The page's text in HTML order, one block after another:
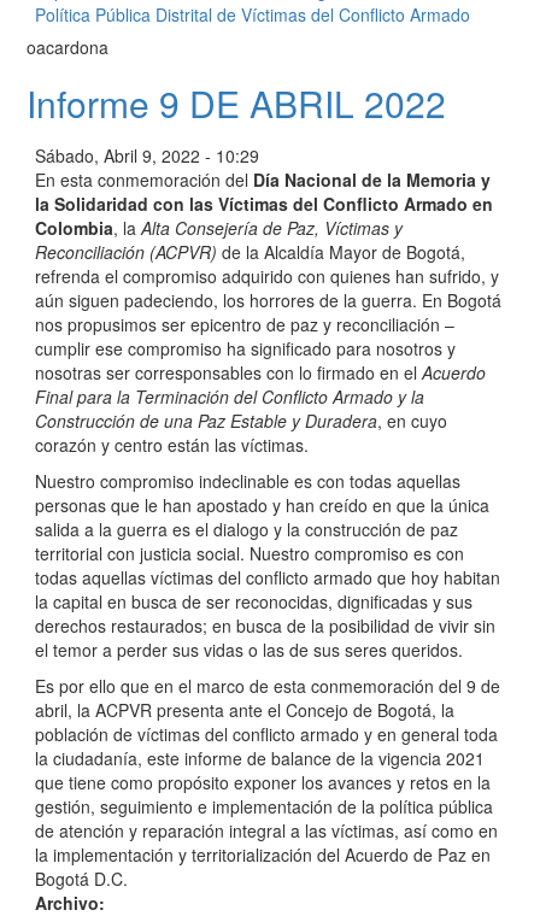
Política Pública Distrital de Víctimas del Conflicto Armado
oacardona
Informe 9 DE ABRIL 2022
Sábado, Abril 9, 2022 - 10:29
En esta conmemoración del Día Nacional de la Memoria y
la Solidaridad con las Víctimas del Conflicto Armado en
Colombia, la Alta Consejería de Paz, Víctimas y
Reconciliación (ACPVR) de la Alcaldía Mayor de Bogotá,
refrenda el compromiso adquirido con quienes han sufrido, y
aún siguen padeciendo, los horrores de la guerra. En Bogotá
nos propusimos ser epicentro de paz y reconciliación –
cumplir ese compromiso ha significado para nosotros y
nosotras ser corresponsables con lo firmado en el Acuerdo
Final para la Terminación del Conflicto Armado y la
Construcción de una Paz Estable y Duradera, en cuyo
corazón y centro están las víctimas.
Nuestro compromiso indeclinable es con todas aquellas
personas que le han apostado y han creído en que la única
salida a la guerra es el dialogo y la construcción de paz
territorial con justicia social. Nuestro compromiso es con
todas aquellas víctimas del conflicto armado que hoy habitan
la capital en busca de ser reconocidas, dignificadas y sus
derechos restaurados; en busca de la posibilidad de vivir sin
el temor a perder sus vidas o las de sus seres queridos.
Es por ello que en el marco de esta conmemoración del 9 de
abril, la ACPVR presenta ante el Concejo de Bogotá, la
población de víctimas del conflicto armado y en general toda
la ciudadanía, este informe de balance de la vigencia 2021
que tiene como propósito exponer los avances y retos en la
gestión, seguimiento e implementación de la política pública
de atención y reparación integral a las víctimas, así como en
la implementación y territorialización del Acuerdo de Paz en
Bogotá D.C.
Archivo